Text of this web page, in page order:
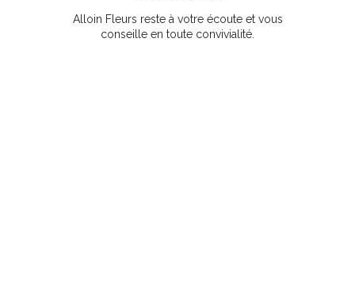
Alloin Fleurs reste à votre écoute et vous
conseille en toute convivialité.